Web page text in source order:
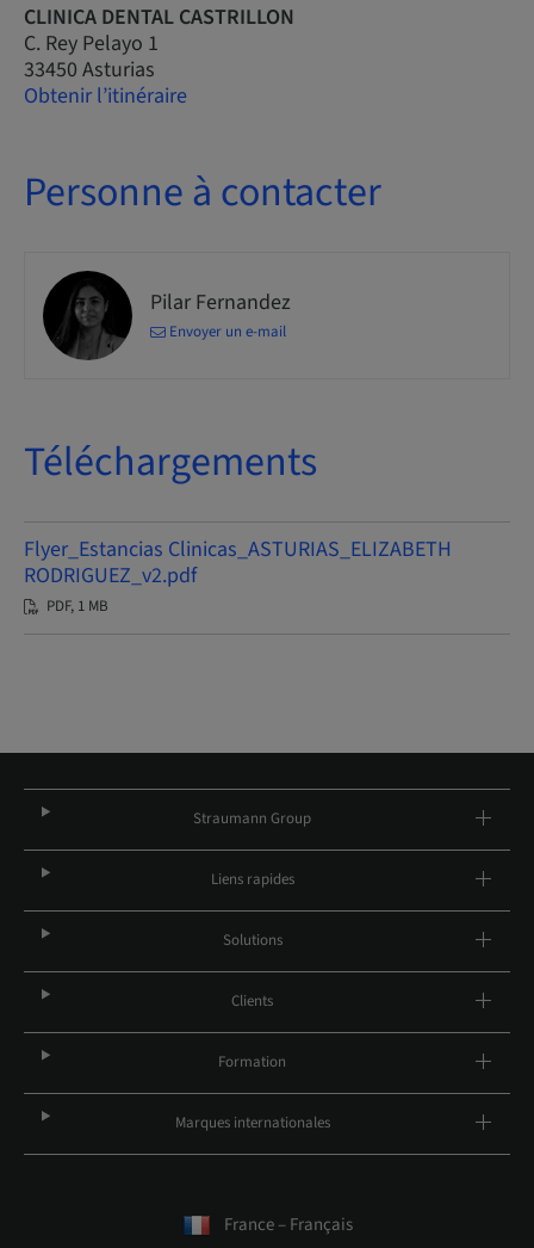
CLINICA DENTAL CASTRILLON
C. Rey Pelayo 1
33450 Asturias
Obtenir l’itinéraire
Personne à contacter
Pilar Fernandez
Envoyer un e-mail
Téléchargements
Flyer_Estancias Clinicas_ASTURIAS_ELIZABETH
RODRIGUEZ_v2.pdf
PDF, 1 MB
Straumann Group
Liens rapides
Solutions
Clients
Formation
Marques internationales
France – Français